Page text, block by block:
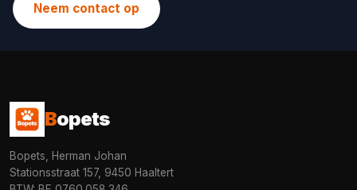
Neem contact op
Bopets
Bopets, Herman Johan
Stationsstraat 157, 9450 Haaltert